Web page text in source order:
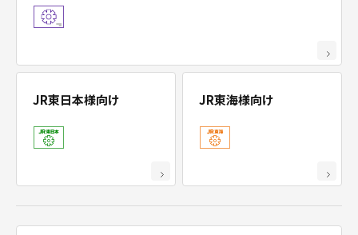
踏切用品
JR東日本様向け JR東海様向け